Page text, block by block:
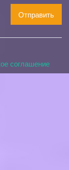
Отправить
соглашение